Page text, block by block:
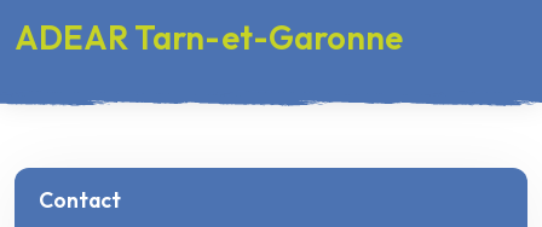
ADEAR Tarn-et-Garonne
Contact